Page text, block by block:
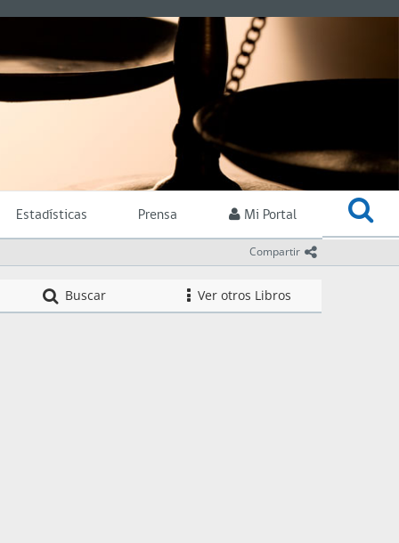
Estadísticas Prensa Mi Portal
Compartir icono
Buscar icono
Ver otros LibrosCompendio de